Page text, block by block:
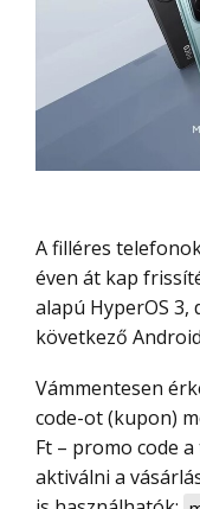
A filléres telefonok között szokatlan módon négy
éven át kap
alapú HyperOS 3,
következő
Vámmentesen érkezik ingyen szállítással és promo
code-ot (kupon)
Ft – promo code
aktiválni a